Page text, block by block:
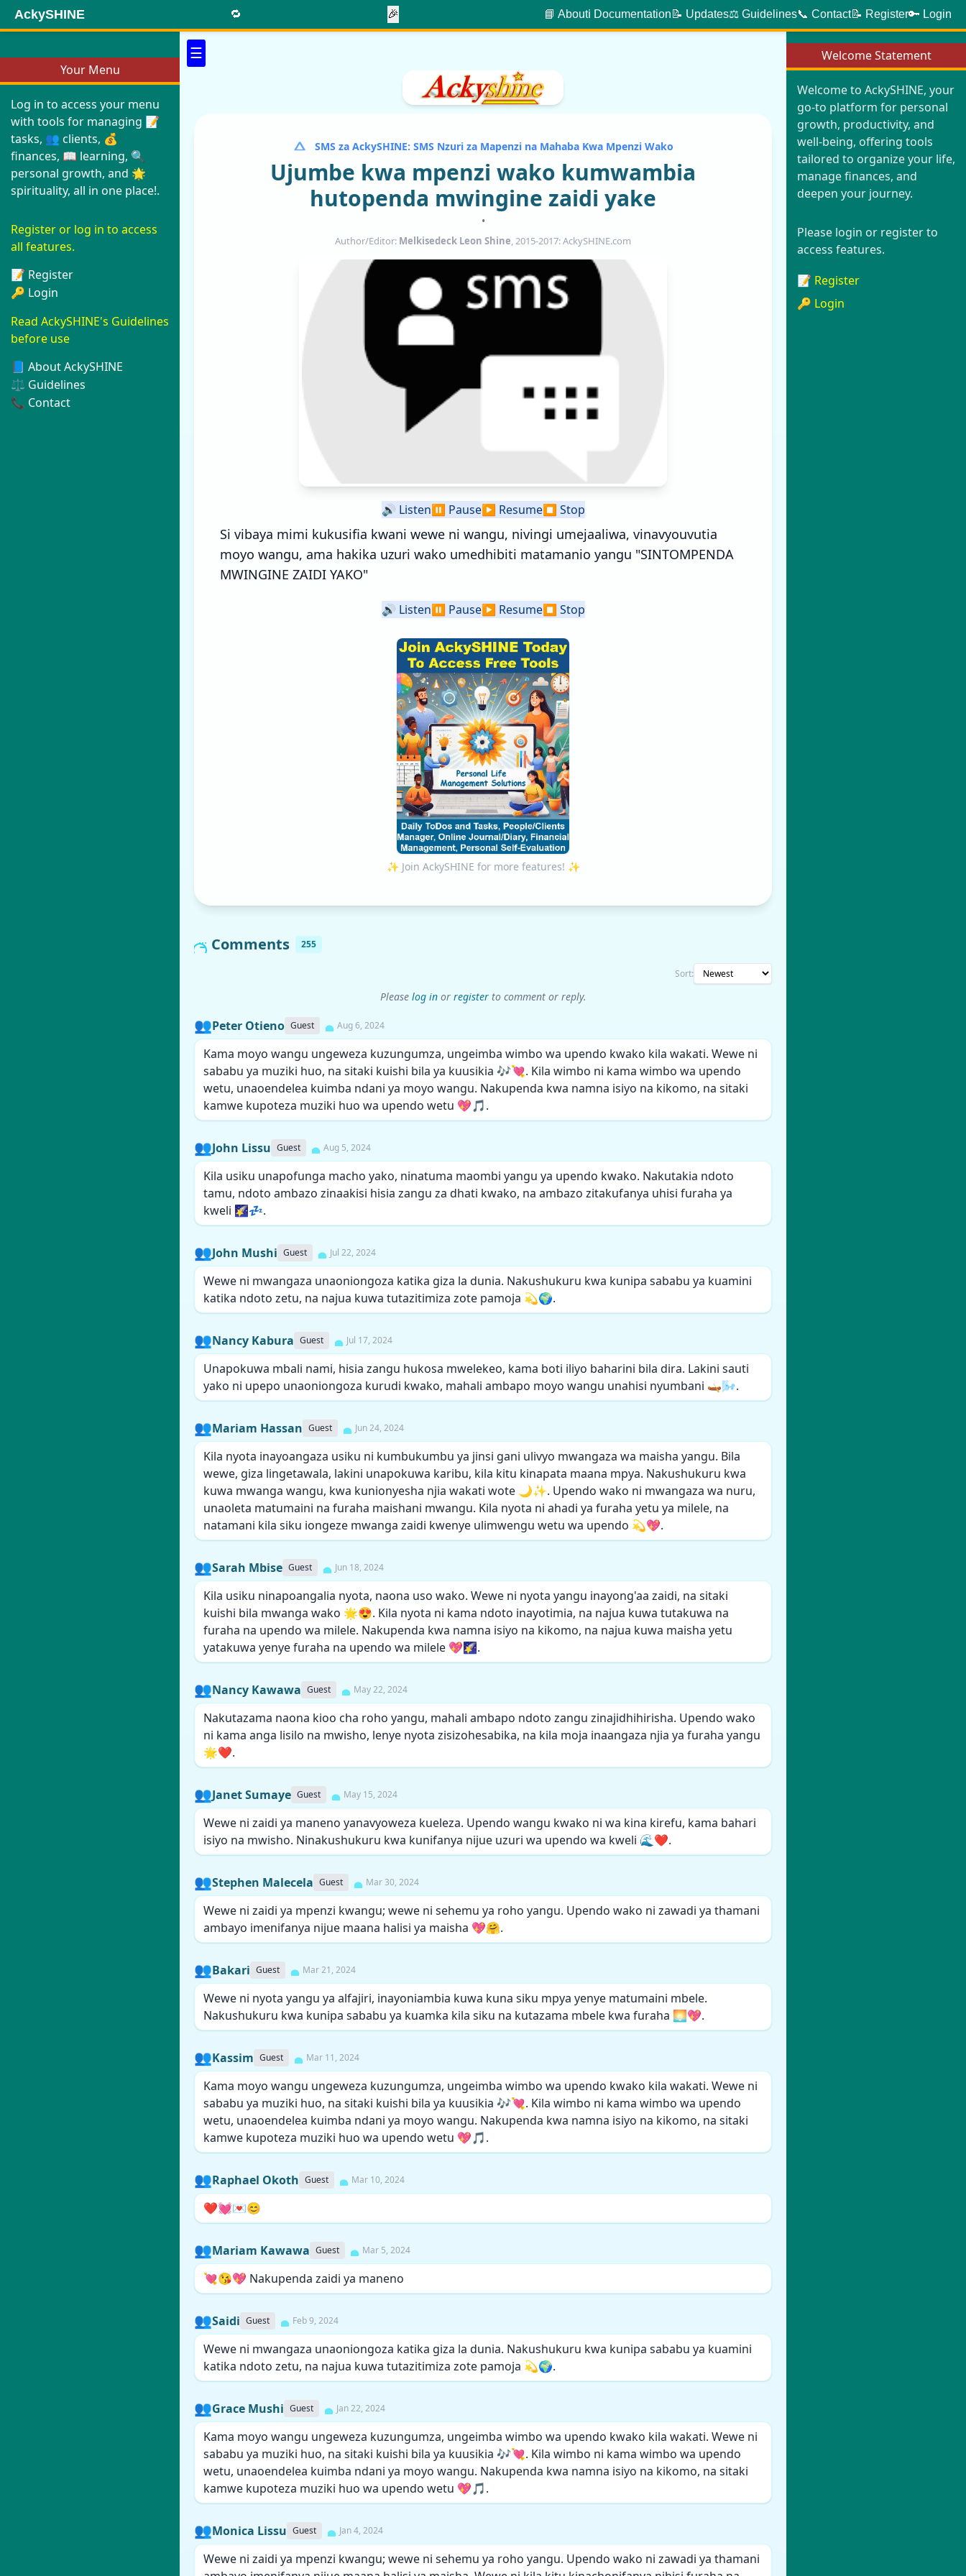
Your Menu
Log in to access your menu
with tools for managing 📝
tasks, 👥 clients, 💰
finances, 📖 learning, 🔍
personal growth, and 🌟
spirituality, all in one place!.
Register or log in to access
all features.
📝 Register
🔑 Login
Read AckySHINE's Guidelines
before use
📘 About AckySHINE
⚖️ Guidelines
📞 Contact
☰ Welcome Statement
Welcome to AckySHINE, your
go-to platform for personal
growth, productivity, and
well-being, offering tools
tailored to organize your life,
manage finances, and
deepen your journey.
Please login or register to
access features.
📝 Register
🔑 Login
AckySHINE 🔁 🎉 📘 Aboutℹ️ Documentation 📝 Updates⚖️ Guidelines📞 Contact📝 Register🔑 Login
SMS za AckySHINE: SMS Nzuri za Mapenzi na Mahaba Kwa Mpenzi Wako
Ujumbe kwa mpenzi wako kumwambia
hutopenda mwingine zaidi yake
•
Author/Editor: Melkisedeck Leon Shine, 2015-2017: AckySHINE.com
🔊 Listen⏸️ Pause▶️ Resume⏹️ Stop
Si vibaya mimi kukusifia kwani wewe ni wangu, nivingi umejaaliwa, vinavyouvutia
moyo wangu, ama hakika uzuri wako umedhibiti matamanio yangu "SINTOMPENDA
MWINGINE ZAIDI YAKO"
🔊 Listen⏸️ Pause▶️ Resume⏹️ Stop
✨ Join AckySHINE for more features! ✨
Comments 255
Sort:
Please log inor registerto comment or reply.
👥Peter Otieno Guest Aug 6, 2024
Kama moyo wangu ungeweza kuzungumza, ungeimba wimbo wa upendo kwako kila wakati. Wewe ni
sababu ya muziki huo, na sitaki kuishi bila ya kuusikia 🎶💘. Kila wimbo ni kama wimbo wa upendo
wetu, unaoendelea kuimba ndani ya moyo wangu. Nakupenda kwa namna isiyo na kikomo, na sitaki
kamwe kupoteza muziki huo wa upendo wetu 💖🎵.
👥John Lissu Guest Aug 5, 2024
Kila usiku unapofunga macho yako, ninatuma maombi yangu ya upendo kwako. Nakutakia ndoto
tamu, ndoto ambazo zinaakisi hisia zangu za dhati kwako, na ambazo zitakufanya uhisi furaha ya
kweli 🌠💤.
👥John Mushi Guest Jul 22, 2024
Wewe ni mwangaza unaoniongoza katika giza la dunia. Nakushukuru kwa kunipa sababu ya kuamini
katika ndoto zetu, na najua kuwa tutazitimiza zote pamoja 💫🌍.
👥Nancy Kabura Guest Jul 17, 2024
Unapokuwa mbali nami, hisia zangu hukosa mwelekeo, kama boti iliyo baharini bila dira. Lakini sauti
yako ni upepo unaoniongoza kurudi kwako, mahali ambapo moyo wangu unahisi nyumbani 🛶🌬️.
👥Mariam Hassan Guest Jun 24, 2024
Kila nyota inayoangaza usiku ni kumbukumbu ya jinsi gani ulivyo mwangaza wa maisha yangu. Bila
wewe, giza lingetawala, lakini unapokuwa karibu, kila kitu kinapata maana mpya. Nakushukuru kwa
kuwa mwanga wangu, kwa kunionyesha njia wakati wote 🌙✨. Upendo wako ni mwangaza wa nuru,
unaoleta matumaini na furaha maishani mwangu. Kila nyota ni ahadi ya furaha yetu ya milele, na
natamani kila siku iongeze mwanga zaidi kwenye ulimwengu wetu wa upendo 💫💖.
👥Sarah Mbise Guest Jun 18, 2024
Kila usiku ninapoangalia nyota, naona uso wako. Wewe ni nyota yangu inayong'aa zaidi, na sitaki
kuishi bila mwanga wako 🌟😍. Kila nyota ni kama ndoto inayotimia, na najua kuwa tutakuwa na
furaha na upendo wa milele. Nakupenda kwa namna isiyo na kikomo, na najua kuwa maisha yetu
yatakuwa yenye furaha na upendo wa milele 💖🌠.
👥Nancy Kawawa Guest May 22, 2024
Nakutazama naona kioo cha roho yangu, mahali ambapo ndoto zangu zinajidhihirisha. Upendo wako
ni kama anga lisilo na mwisho, lenye nyota zisizohesabika, na kila moja inaangaza njia ya furaha yangu
🌟❤️.
👥Janet Sumaye Guest May 15, 2024
Wewe ni zaidi ya maneno yanavyoweza kueleza. Upendo wangu kwako ni wa kina kirefu, kama bahari
isiyo na mwisho. Ninakushukuru kwa kunifanya nijue uzuri wa upendo wa kweli 🌊❤️.
👥Stephen Malecela Guest Mar 30, 2024
Wewe ni zaidi ya mpenzi kwangu; wewe ni sehemu ya roho yangu. Upendo wako ni zawadi ya thamani
ambayo imenifanya nijue maana halisi ya maisha 💖🤗.
👥Bakari Guest Mar 21, 2024
Wewe ni nyota yangu ya alfajiri, inayoniambia kuwa kuna siku mpya yenye matumaini mbele.
Nakushukuru kwa kunipa sababu ya kuamka kila siku na kutazama mbele kwa furaha 🌅💖.
👥Kassim Guest Mar 11, 2024
Kama moyo wangu ungeweza kuzungumza, ungeimba wimbo wa upendo kwako kila wakati. Wewe ni
sababu ya muziki huo, na sitaki kuishi bila ya kuusikia 🎶💘. Kila wimbo ni kama wimbo wa upendo
wetu, unaoendelea kuimba ndani ya moyo wangu. Nakupenda kwa namna isiyo na kikomo, na sitaki
kamwe kupoteza muziki huo wa upendo wetu 💖🎵.
👥Raphael Okoth Guest Mar 10, 2024
❤️💓💌😊
👥Mariam Kawawa Guest Mar 5, 2024
💘😘💖 Nakupenda zaidi ya maneno
👥Saidi Guest Feb 9, 2024
Wewe ni mwangaza unaoniongoza katika giza la dunia. Nakushukuru kwa kunipa sababu ya kuamini
katika ndoto zetu, na najua kuwa tutazitimiza zote pamoja 💫🌍.
👥Grace Mushi Guest Jan 22, 2024
Kama moyo wangu ungeweza kuzungumza, ungeimba wimbo wa upendo kwako kila wakati. Wewe ni
sababu ya muziki huo, na sitaki kuishi bila ya kuusikia 🎶💘. Kila wimbo ni kama wimbo wa upendo
wetu, unaoendelea kuimba ndani ya moyo wangu. Nakupenda kwa namna isiyo na kikomo, na sitaki
kamwe kupoteza muziki huo wa upendo wetu 💖🎵.
👥Monica Lissu Guest Jan 4, 2024
Wewe ni zaidi ya mpenzi kwangu; wewe ni sehemu ya roho yangu. Upendo wako ni zawadi ya thamani